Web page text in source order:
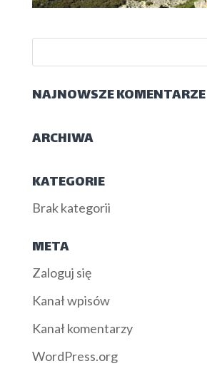
NAJNOWSZE KOMENTARZE
ARCHIWA
KATEGORIE
Brak kategorii
META
Zaloguj się
Kanał wpisów
Kanał komentarzy
WordPress.org